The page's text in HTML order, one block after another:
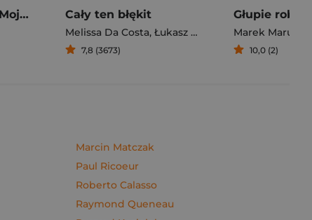
Pierogi z kimchi. Moje ulubione azjatyckie przepisy - książka z autografem Cały ten błękit
Melissa Da Costa, Łukasz Müller
7,8 (3673)
Marek
10,0 (2)
Marcin Matczak
Paul Ricoeur
Roberto Calasso
Raymond Queneau